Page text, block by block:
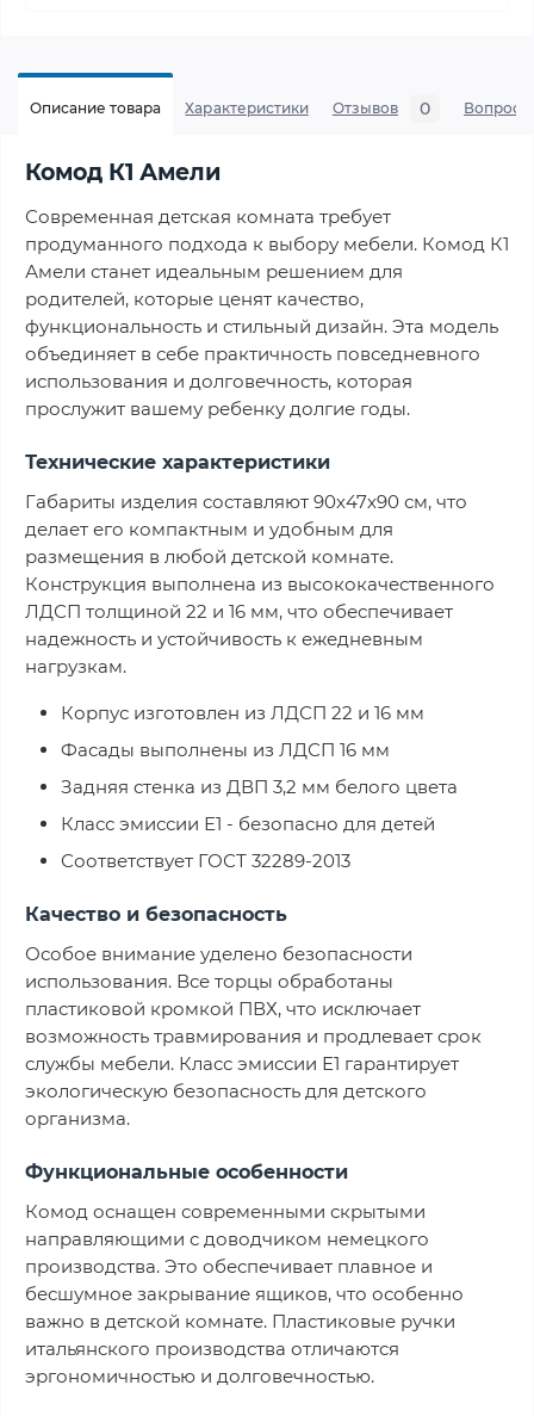
Описание товара Характеристики Отзывов 0 Вопросы
Комод К1 Амели
Современная детская комната требует
продуманного подхода к выбору мебели. Комод К1
Амели станет идеальным решением для
родителей, которые ценят качество,
функциональность и стильный дизайн. Эта модель
объединяет в себе практичность повседневного
использования и долговечность, которая
прослужит вашему ребенку долгие годы.
Технические характеристики
Габариты изделия составляют 90х47х90 см, что
делает его компактным и удобным для
размещения в любой детской комнате.
Конструкция выполнена из высококачественного
ЛДСП толщиной 22 и 16 мм, что обеспечивает
надежность и устойчивость к ежедневным
нагрузкам.
Корпус изготовлен из ЛДСП 22 и 16 мм
Фасады выполнены из ЛДСП 16 мм
Задняя стенка из ДВП 3,2 мм белого цвета
Класс эмиссии Е1 - безопасно для детей
Соответствует ГОСТ 32289-2013
Качество и безопасность
Особое внимание уделено безопасности
использования. Все торцы обработаны
пластиковой кромкой ПВХ, что исключает
возможность травмирования и продлевает срок
службы мебели. Класс эмиссии Е1 гарантирует
экологическую безопасность для детского
организма.
Функциональные особенности
Комод оснащен современными скрытыми
направляющими с доводчиком немецкого
производства. Это обеспечивает плавное и
бесшумное закрывание ящиков, что особенно
важно в детской комнате. Пластиковые ручки
итальянского производства отличаются
эргономичностью и долговечностью.